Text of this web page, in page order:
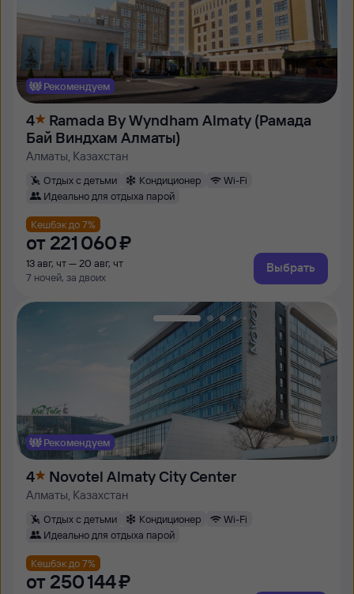
Рекомендуем
4
Ramada By Wyndham Almaty (Рамада
Бай Виндхам Алматы)
Алматы, Казахстан
Отдых с детьми Кондиционер
Wi-Fi
Идеально для отдыха парой
Кешбэк до 7%
от 221 ⁠060 ⁠₽
13 авг, чт — 20 авг, чт
7 ночей, за двоих
Выбрать
Рекомендуем
4 Novotel Almaty City Center
Алматы, Казахстан
Отдых с детьми Кондиционер
Wi-Fi
Идеально для отдыха парой
Кешбэк до 7%
от 250 ⁠144 ⁠₽